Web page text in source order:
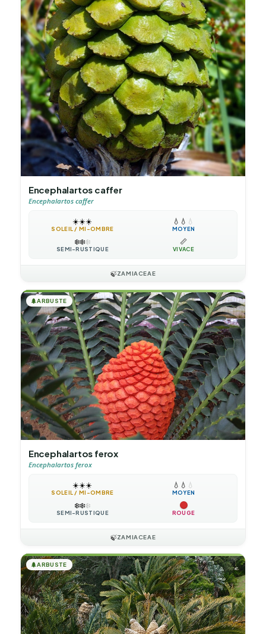
Encephalartos caffer
Encephalartos caffer
☀️☀️☀️
SOLEIL / MI-OMBRE
💧 💧 💧
MOYEN
❄️❄️❄️
SEMI-RUSTIQUE
📏
VIVACE
🍃ZAMIACEAE
🌲ARBUSTE
Encephalartos ferox
Encephalartos ferox
☀️☀️☀️
SOLEIL / MI-OMBRE
💧 💧 💧
MOYEN
❄️❄️❄️
SEMI-RUSTIQUE ROUGE
🍃ZAMIACEAE
🌲ARBUSTE